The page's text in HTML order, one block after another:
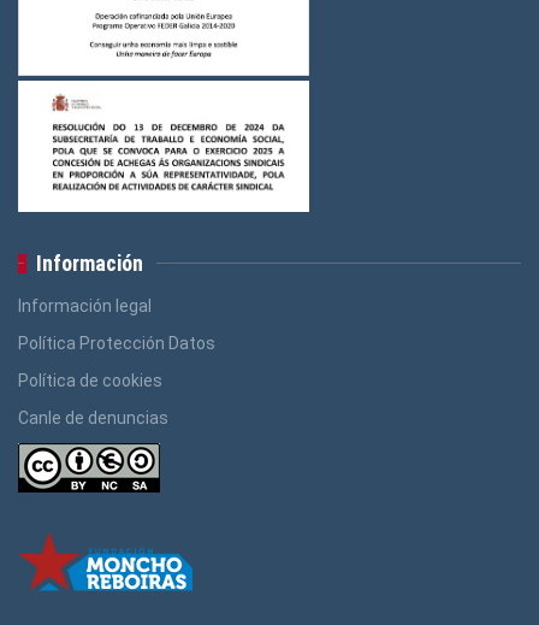
Información
Información legal
Política Protección Datos
Política de cookies
Canle de denuncias